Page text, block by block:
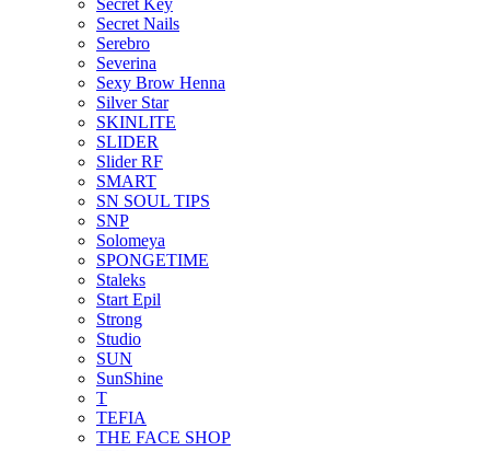
Secret Key
Secret Nails
Serebro
Severina
Sexy Brow Henna
Silver Star
SKINLITE
SLIDER
Slider RF
SMART
SN SOUL TIPS
SNP
Solomeya
SPONGETIME
Staleks
Start Epil
Strong
Studio
SUN
SunShine
T
TEFIA
THE FACE SHOP